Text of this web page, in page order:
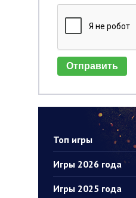
Топ игры
Игры 2026 года
Игры 2025 года
Отправить